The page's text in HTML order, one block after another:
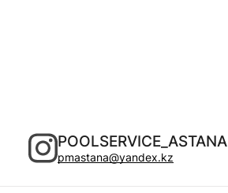
POOLSERVICE_ASTANA
pmastana@yandex.kz